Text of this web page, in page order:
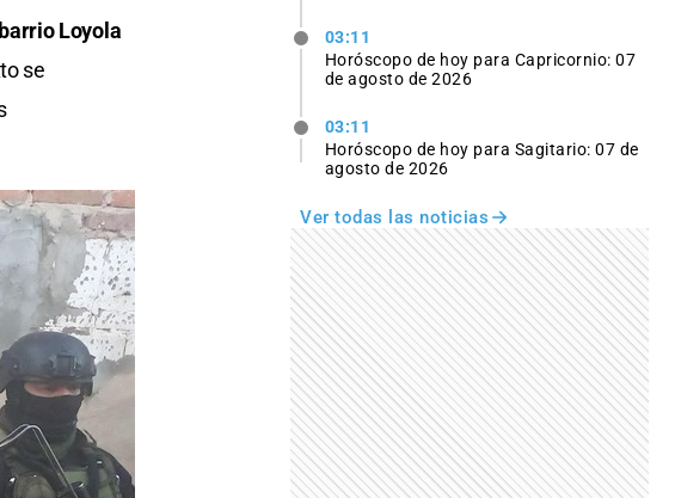
Loyola
se
03:11
Horóscopo de hoy para Capricornio: 07
de agosto de 2026
03:11
Horóscopo de hoy para Sagitario: 07 de
agosto de 2026
Ver todas las noticias